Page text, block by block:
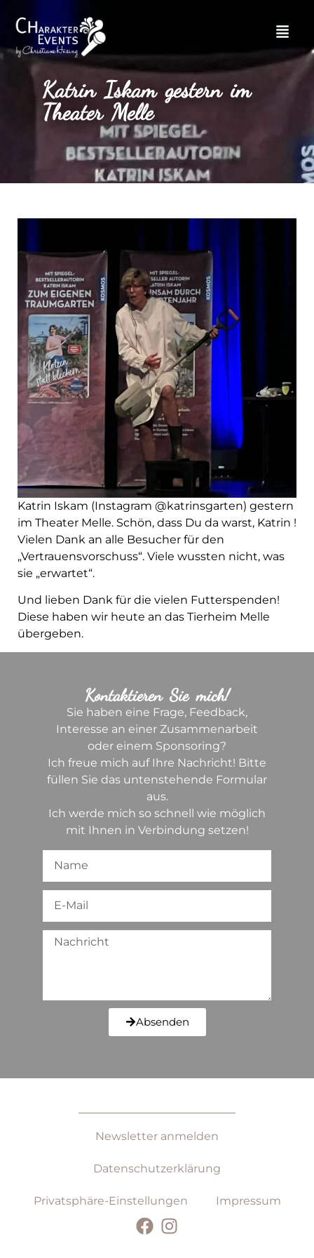
Katrin Iskam gestern im
Theater Melle
Katrin Iskam (Instagram @katrinsgarten) gestern
im Theater Melle. Schön, dass Du da warst, Katrin !
Vielen Dank an alle Besucher für den
„Vertrauensvorschuss“. Viele wussten nicht, was
sie „erwartet“.
Und lieben Dank für die vielen Futterspenden!
Diese haben wir heute an das Tierheim Melle
übergeben.
Kontaktieren Sie mich!
Sie haben eine Frage, Feedback,
Interesse an einer Zusammenarbeit
oder einem Sponsoring?
Ich freue mich auf Ihre Nachricht! Bitte
füllen Sie das untenstehende Formular
aus.
Ich werde mich so schnell wie möglich
mit Ihnen in Verbindung setzen!
Absenden
Newsletter anmelden
Datenschutz­erklärung
Privatsphäre-Einstellungen Impressum